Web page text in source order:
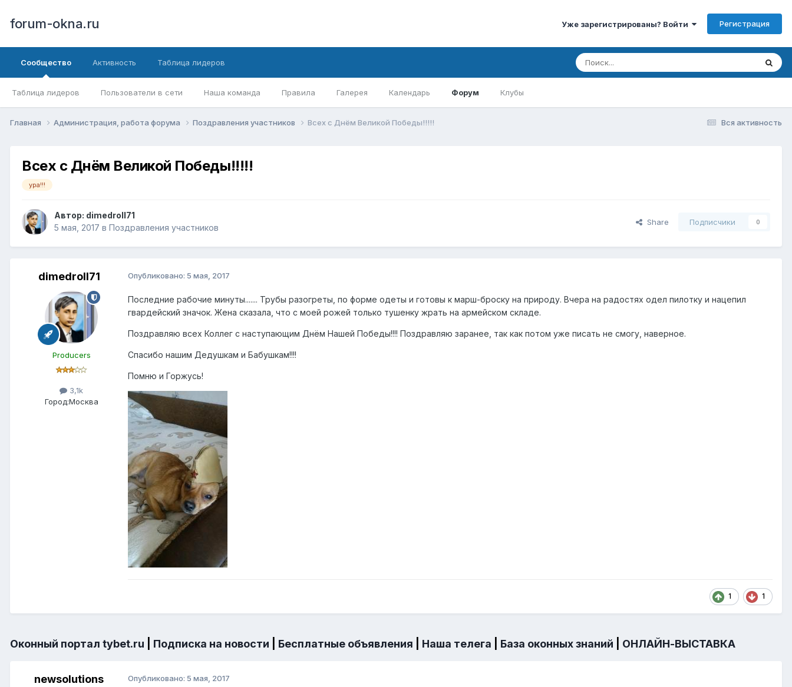
forum-okna.ru Уже зарегистрированы? Войти Регистрация
Сообщество
Таблица лидеров Пользователи в сети Наша команда Правила Галерея Календарь Форум Клубы
Активность Таблица лидеров
Вся активность
Главная Администрация, работа форума Поздравления участников Всех с Днём Великой Победы!!!!!
Всех с Днём Великой Победы!!!!!
ура!!!
Автор: dimedroll71
5 мая, 2017 в Поздравления участников
Share Подписчики 0
dimedroll71
Producers
3,1k
Город:Москва
Опубликовано: 5 мая, 2017
Последние рабочие минуты....... Трубы разогреты, по форме одеты и готовы к марш-броску на природу. Вчера на радостях одел пилотку и нацепил
гвардейский значок. Жена сказала, что с моей рожей только тушенку жрать на армейском складе.
Поздравляю всех Коллег с наступающим Днём Нашей Победы!!!! Поздравляю заранее, так как потом уже писать не смогу, наверное.
Спасибо нашим Дедушкам и Бабушкам!!!!
Помню и Горжусь!
1 1
Оконный портал tybet.ru Подписка на новости Бесплатные объявления Наша телега База оконных знаний ОНЛАЙН-ВЫСТАВКА
newsolutions Опубликовано: 5 мая, 2017